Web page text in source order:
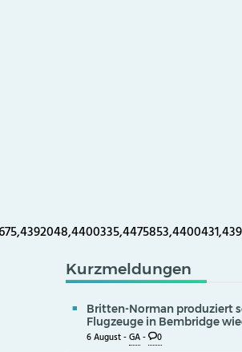
Kurzmeldungen
Britten-Norman produziert
Flugzeuge in Bembridge
6 August -GA- 0